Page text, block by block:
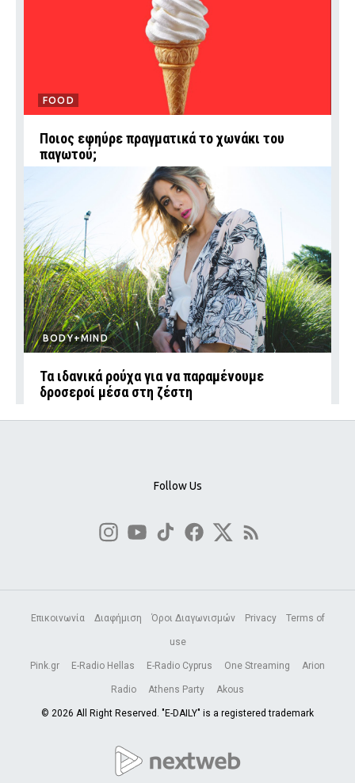
FOOD
Ποιος εφηύρε πραγματικά το χωνάκι του
παγωτού;
BODY+MIND
Τα ιδανικά ρούχα για να παραμένουμε
δροσεροί μέσα στη ζέστη
Follow Us
Επικοινωνία Διαφήμιση Όροι Διαγωνισμών Privacy Terms of
use
Pink.gr E-Radio Hellas E-Radio Cyprus One Streaming Arion
Radio Athens Party Akous
© 2026 All Right Reserved. "E-DAILY" is a registered trademark